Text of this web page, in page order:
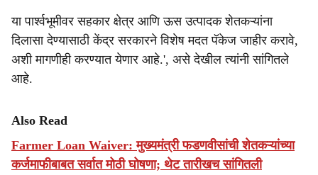
या पार्श्वभूमीवर सहकार क्षेत्र आणि ऊस उत्पादक शेतकऱ्यांना
दिलासा देण्यासाठी केंद्र सरकारने विशेष मदत पॅकेज जाहीर करावे,
अशी मागणीही करण्यात येणार आहे.', असे देखील त्यांनी सांगितले
आहे.
Also Read
Farmer Loan Waiver: मुख्यमंत्री फडणवीसांची शेतकऱ्यांच्या
कर्जमाफीबाबत सर्वात मोठी घोषणा; थेट तारीखच सांगितली